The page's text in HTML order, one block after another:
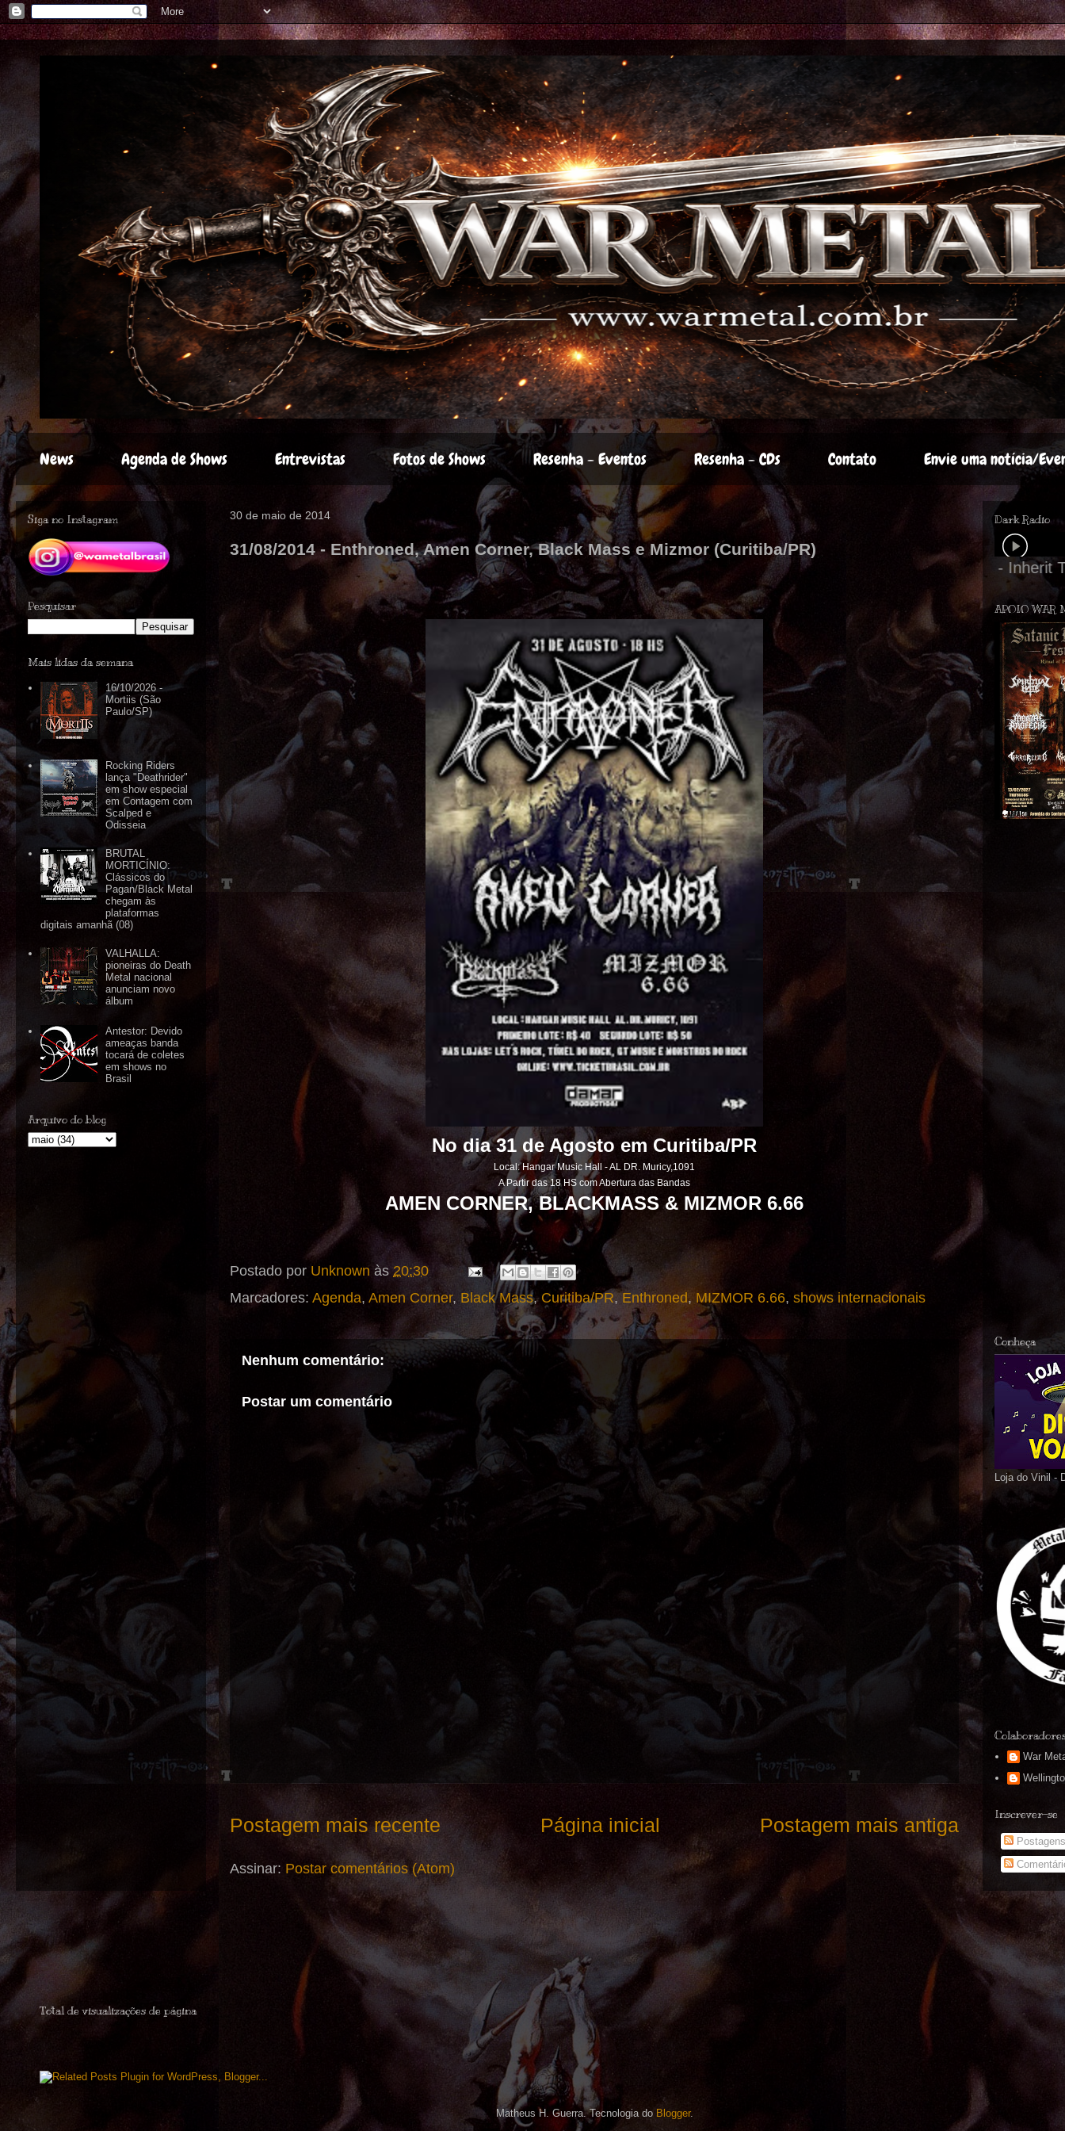
News Agenda de Shows Entrevistas Fotos de Shows Resenha - Eventos Resenha - CDs Contato Envie uma notícia/
30 de maio de 2014
31/08/2014 - Enthroned, Amen Corner, Black Mass e Mizmor (Curitiba/PR)
No dia 31 de Agosto em Curitiba/PR
Local: Hangar Music Hall - AL DR. Muricy,1091
A Partir das 18 HS com Abertura das Bandas
AMEN CORNER, BLACKMASS & MIZMOR 6.66
Postado por Unknown às 20:30
Marcadores: Agenda, Amen Corner, Black Mass, Curitiba/PR, Enthroned, MIZMOR 6.66, shows internacionais
Nenhum comentário:
Postar um comentário
Postagem mais recente Postagem mais antiga
Página inicial
Assinar: Postar comentários (Atom)
Siga no Instagram
Pesquisar
Mais lidas da semana
16/10/2026 -
Mortiis (São
Paulo/SP)
Rocking Riders
lança "Deathrider"
em show especial
em Contagem com
Scalped e
Odisseia
BRUTAL
MORTICÍNIO:
Clássicos do
Pagan/Black Metal
chegam às
plataformas
digitais amanhã (08)
VALHALLA:
pioneiras do Death
Metal nacional
anunciam novo
álbum
Antestor: Devido
ameaças banda
tocará de coletes
em shows no
Brasil
Arquivo do blog
Dark Radio
APOIO WAR
Conheça
Loja do Vinil -
War
Inscrever-se
Postagens
Total de visualizações de página
Matheus H. Guerra. Tecnologia do Blogger.